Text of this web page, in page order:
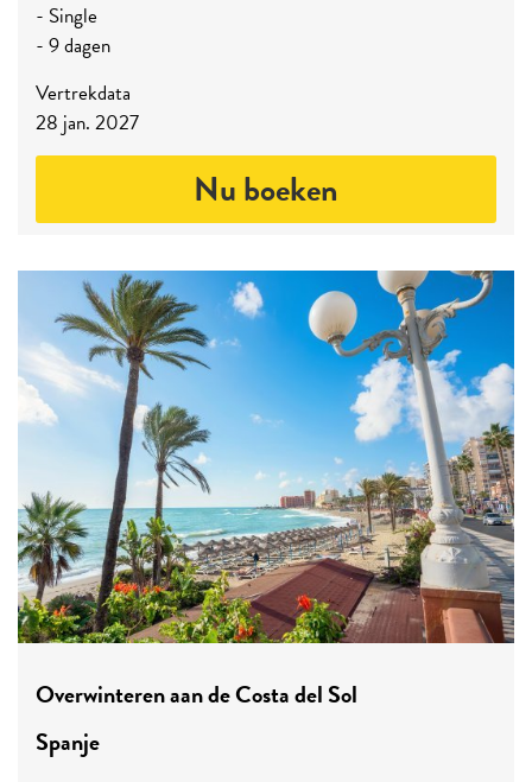
- Single
- 9 dagen
Vertrekdata
28 jan. 2027
Nu boeken
Overwinteren aan de Costa del Sol
Spanje